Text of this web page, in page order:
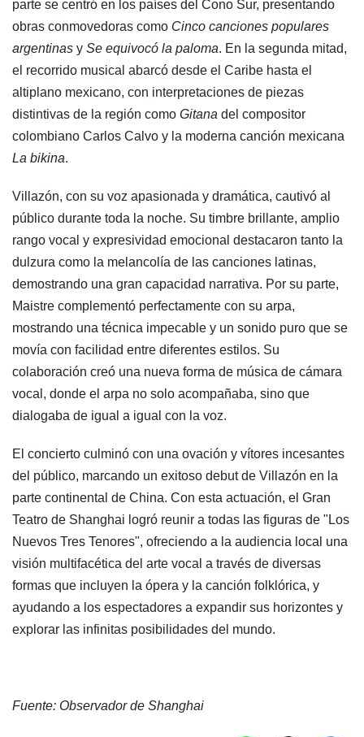
parte se centró en los países del Cono Sur, presentando
obras conmovedoras como Cinco canciones populares
argentinas y Se equivocó la paloma. En la segunda mitad,
el recorrido musical abarcó desde el Caribe hasta el
altiplano mexicano, con interpretaciones de piezas
distintivas de la región como Gitana del compositor
colombiano Carlos Calvo y la moderna canción mexicana
La bikina.
Villazón, con su voz apasionada y dramática, cautivó al
público durante toda la noche. Su timbre brillante, amplio
rango vocal y expresividad emocional destacaron tanto la
dulzura como la melancolía de las canciones latinas,
demostrando una gran capacidad narrativa. Por su parte,
Maistre complementó perfectamente con su arpa,
mostrando una técnica impecable y un sonido puro que se
movía con facilidad entre diferentes estilos. Su
colaboración creó una nueva forma de música de cámara
vocal, donde el arpa no solo acompañaba, sino que
dialogaba de igual a igual con la voz.
El concierto culminó con una ovación y vítores incesantes
del público, marcando un exitoso debut de Villazón en la
parte continental de China. Con esta actuación, el Gran
Teatro de Shanghai logró reunir a todas las figuras de "Los
Nuevos Tres Tenores", ofreciendo a la audiencia local una
visión multifacética del arte vocal a través de diversas
formas que incluyen la ópera y la canción folklórica, y
ayudando a los espectadores a expandir sus horizontes y
explorar las infinitas posibilidades del mundo.
Fuente: Observador de Shanghai